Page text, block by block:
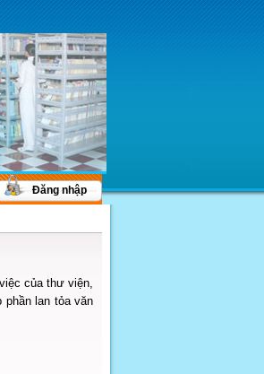
Đăng nhập
của thư viện,
lan tỏa văn